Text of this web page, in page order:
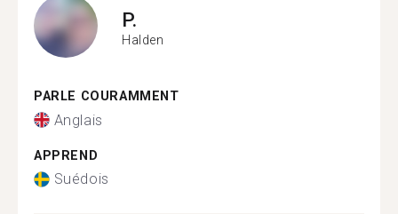
P.
Halden
PARLE COURAMMENT
Anglais
APPREND
Suédois